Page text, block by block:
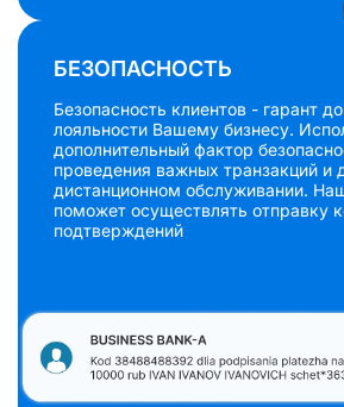
БЕЗОПАСНОСТЬ
Безопасность клиентов - гарант
лояльности Вашему бизнесу.
дополнительный фактор
проведения важных транзакций и
дистанционном обслуживании.
поможет осуществлять отправку
подтверждений